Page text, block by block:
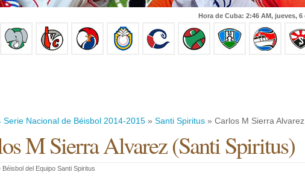
Hora de Cuba: 2:46 AM, jueves,
Serie Nacional de Béisbol 2014-2015 » Santi Spiritus » Carlos M Sierra Alvarez
M Sierra Alvarez(Santi Spiritus)
Béisbol del Equipo Santi Spiritus